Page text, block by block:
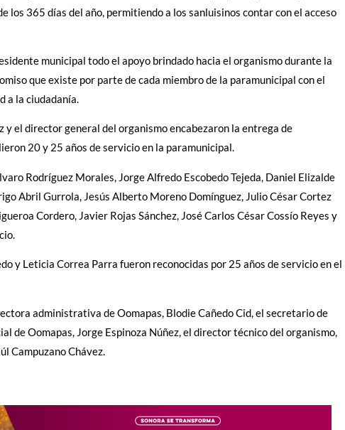
los 365 días del año, permitiendo a los sanluisinos contar con el acceso
municipal todo el apoyo brindado hacia el organismo durante la
que existe por parte de cada miembro de la paramunicipal con el
a la ciudadanía.
el director general del organismo encabezaron la entrega de
20 y 25 años de servicio en la paramunicipal.
Rodríguez Morales, Jorge Alfredo Escobedo Tejeda, Daniel Elizalde
Abril Gurrola, Jesús Alberto Moreno Domínguez, Julio César Cortez
Cordero, Javier Rojas Sánchez, José Carlos César Cossío Reyes y
y Leticia Correa Parra fueron reconocidas por 25 años de servicio en el
administrativa de Oomapas, Blodie Cañedo Cid, el secretario de
de Oomapas, Jorge Espinoza Núñez, el director técnico del organismo,
Campuzano Chávez.